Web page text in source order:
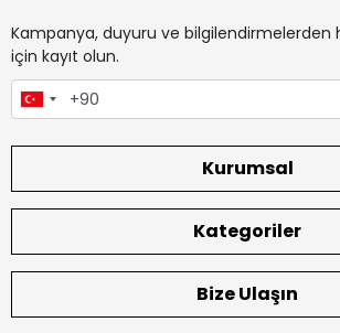
Kampanya, duyuru ve bilgilendirmelerden
için kayıt olun.
Kurumsal
Kategoriler
Bize Ulaşın